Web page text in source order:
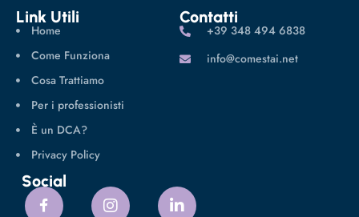
Link Utili
Home
Come Funziona
Cosa Trattiamo
Per i professionisti
È un DCA?
Privacy Policy
Contatti
‪+39 348 494 6838
info@comestai.net
Social